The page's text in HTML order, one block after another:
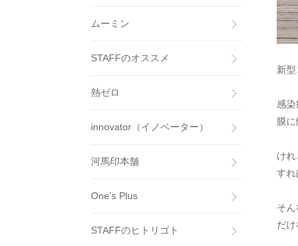
新
感
膜
け
すれ
そ
だ
ムーミン
STAFFのオススメ
熱ゼロ
innovator（イノベーター）
河馬印本舗
One's Plus
STAFFのヒトリゴト